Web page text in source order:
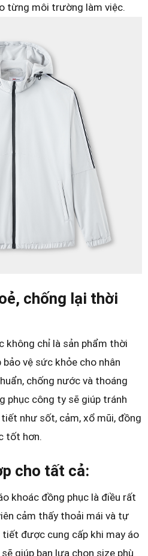
từng môi trường làm việc.
chống lại thời
không chỉ là sản phẩm thời
vệ sức khỏe cho nhân
chống nước và thoáng
phục công ty sẽ giúp tránh
như sốt, cảm, xổ mũi, đồng
tốt hơn.
cho tất cả:
khoác đồng phục là điều rất
cảm thấy thoải mái và tự
được cung cấp khi may áo
giúp bạn lựa chọn size phù